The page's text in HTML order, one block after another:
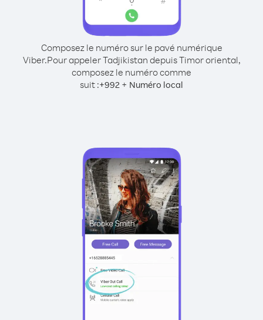
Composez le numéro sur le pavé numérique
Viber.Pour appeler Tadjikistan depuis Timor oriental,
composez le numéro comme
suit :+992 + Numéro local